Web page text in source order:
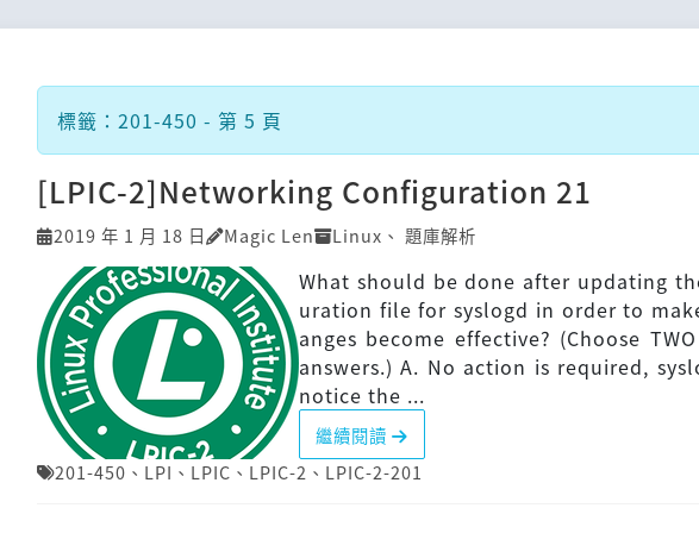
標籤：201-450 - 第 5 頁
[LPIC-2]Networking Configuration 21
2019 年 1 月 18 日 Magic Len Linux 、 題庫解析
What should be done after updating
uration file for syslogd in order to
anges become effective? (Choose
answers.) A. No action is required,
notice the ...
繼續閱讀
201-450 、 LPI 、 LPIC 、 LPIC-2 、 LPIC-2-201